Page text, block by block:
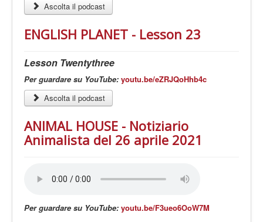
Ascolta il podcast
ENGLISH PLANET - Lesson 23
Lesson Twentythree
Per guardare su YouTube: youtu.be/eZRJQoHhb4c
Ascolta il podcast
ANIMAL HOUSE - Notiziario
Animalista del 26 aprile 2021
Per guardare su YouTube: youtu.be/F3ueo6OoW7M